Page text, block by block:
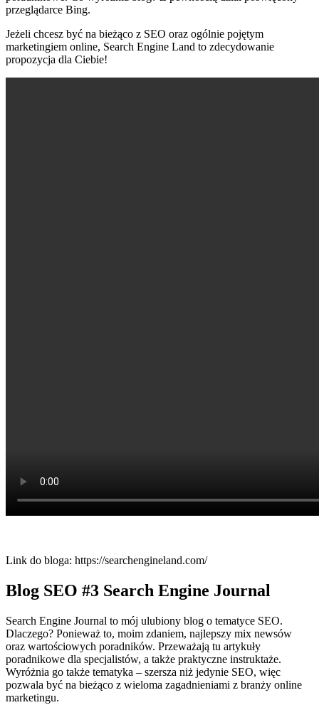
przeglądarce Bing.
Jeżeli chcesz być na bieżąco z SEO oraz ogólnie pojętym
marketingiem online, Search Engine Land to zdecydowanie
propozycja dla Ciebie!
Link do bloga: https://searchengineland.com/
Blog SEO #3 Search Engine Journal
Search Engine Journal to mój ulubiony blog o tematyce SEO.
Dlaczego? Ponieważ to, moim zdaniem, najlepszy mix newsów
oraz wartościowych poradników. Przeważają tu artykuły
poradnikowe dla specjalistów, a także praktyczne instruktaże.
Wyróżnia go także tematyka – szersza niż jedynie SEO, więc
pozwala być na bieżąco z wieloma zagadnieniami z branży online
marketingu.